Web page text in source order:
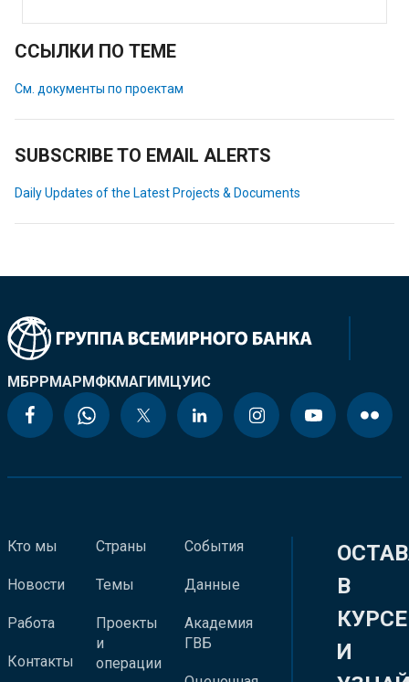
ССЫЛКИ ПО ТЕМЕ
См. документы по проектам
SUBSCRIBE TO EMAIL ALERTS
Daily Updates of the Latest Projects & Documents
МБРРМАРМФКМАГИМЦУИС
Кто мы
Новости
Работа
Контакты
Страны
Темы
Проекты
и
операции
События
Данные
Академия
ГВБ
В
КУРСЕ
И